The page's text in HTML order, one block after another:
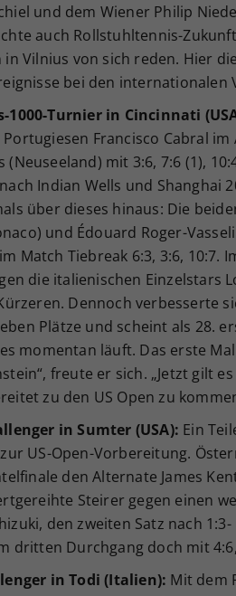
und dem Wiener Philip
auch Rollstuhltennis-
in Vilnius von sich reden. Hier
bei den internationalen
1000-Turnier in Cincinnati
Francisco Cabral
(Neuseeland) mit 3:6, 7:6 (1),
Indian Wells und
über dieses hinaus: Die
und Édouard Roger-
Match Tiebreak 6:3, 3:6, 10:7.
die italienischen Einzelstars
Dennoch verbesserte
Plätze und scheint als 28.
momentan läuft. Das erste
freute er sich. „Jetzt gilt
zu den US Open zu
in Sumter (USA): Ein
US-Open-Vorbereitung.
den Alternate James
Steirer gegen einen
den zweiten Satz nach
dritten Durchgang doch mit
in Todi (Italien): Mit dem